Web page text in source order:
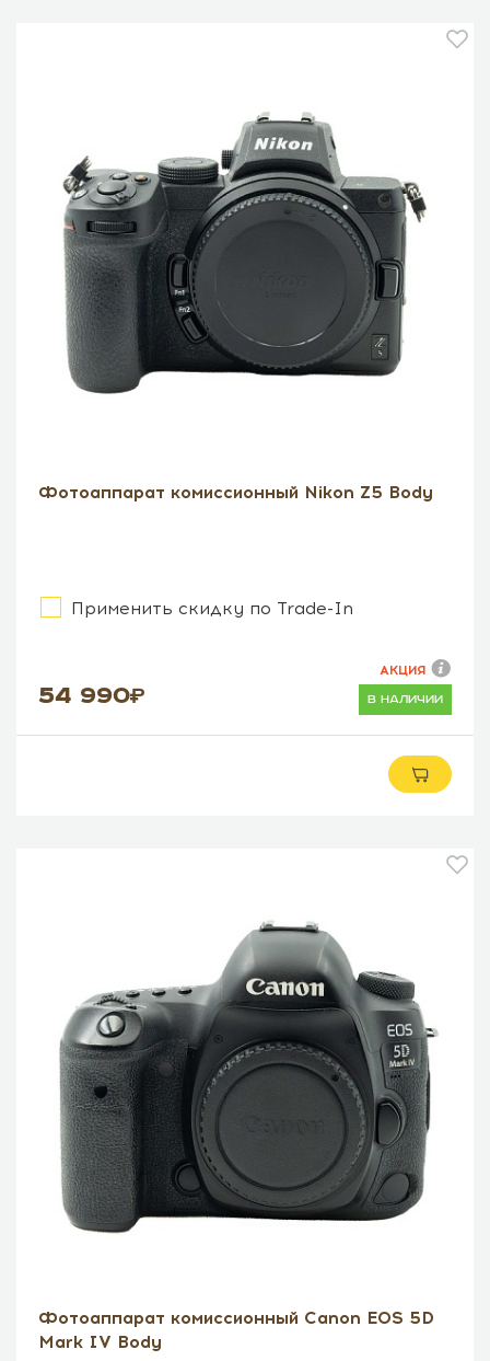
Фотоаппарат комиссионный Nikon Z5 Body
Применить скидку по Trade-In
54 990 в наличии
АКЦИЯ
Фотоаппарат комиссионный Canon EOS 5D
Mark IV Body